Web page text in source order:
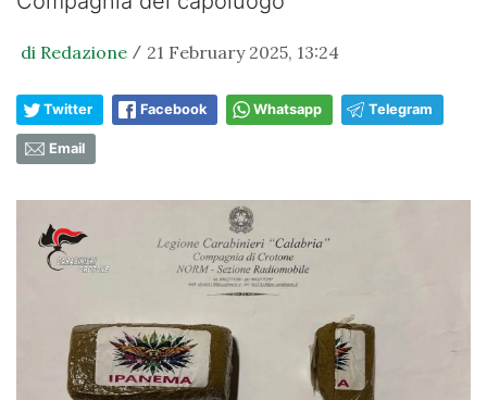
di Redazione / 21 February 2025, 13:24
Twitter Facebook Whatsapp Telegram
Email